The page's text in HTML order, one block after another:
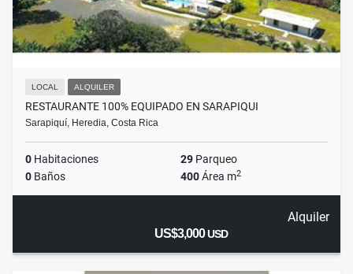
LOCAL ALQUILER
RESTAURANTE 100% EQUIPADO EN SARAPIQUI
Sarapiquí, Heredia, Costa Rica
0 Habitaciones 29 Parqueo
0 Baños 400Área m2
Alquiler
US$3,000USD